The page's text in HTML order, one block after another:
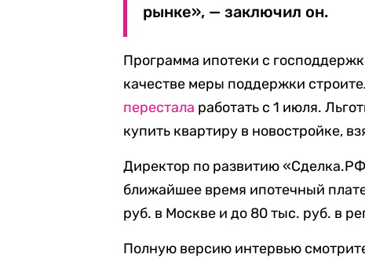
рынке», — заключил он.
Программа ипотеки с
качестве меры поддержки
перестала работать с 1 июля.
купить квартиру в новостройке,
Директор по развитию
ближайшее время ипотечный
руб. в Москве и до 80 тыс. руб. в
Полную версию интервью